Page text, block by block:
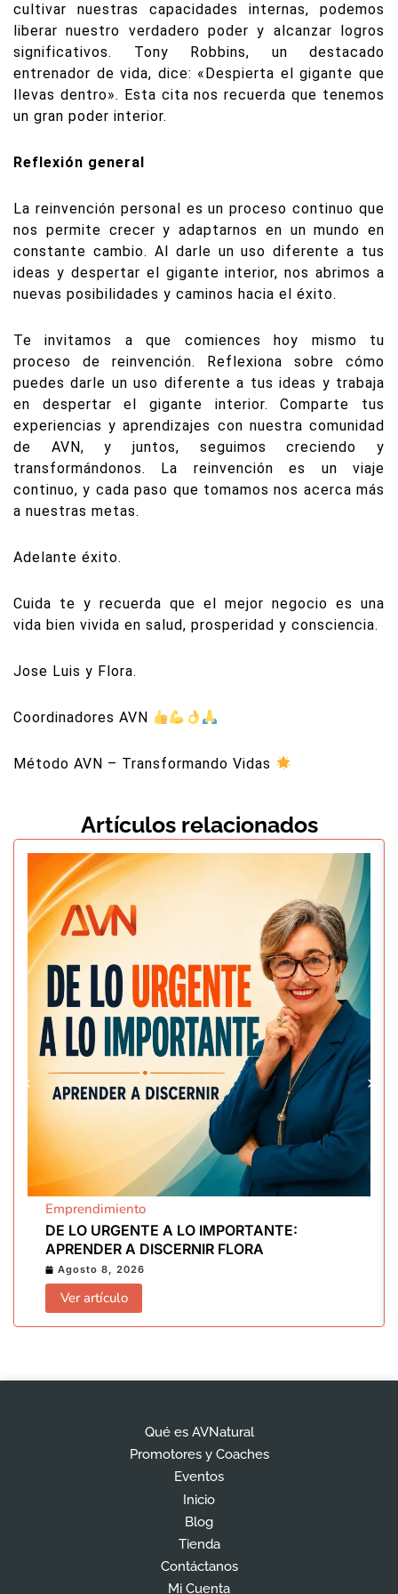
cultivar nuestras capacidades internas, podemos
liberar nuestro verdadero poder y alcanzar logros
significativos. Tony Robbins, un destacado
entrenador de vida, dice: «Despierta el gigante que
llevas dentro». Esta cita nos recuerda que tenemos
un gran poder interior.
Reflexión general
La reinvención personal es un proceso continuo que
nos permite crecer y adaptarnos en un mundo en
constante cambio. Al darle un uso diferente a tus
ideas y despertar el gigante interior, nos abrimos a
nuevas posibilidades y caminos hacia el éxito.
Te invitamos a que comiences hoy mismo tu
proceso de reinvención. Reflexiona sobre cómo
puedes darle un uso diferente a tus ideas y trabaja
en despertar el gigante interior. Comparte tus
experiencias y aprendizajes con nuestra comunidad
de AVN, y juntos, seguimos creciendo y
transformándonos. La reinvención es un viaje
continuo, y cada paso que tomamos nos acerca más
a nuestras metas.
Adelante éxito.
Cuida te y recuerda que el mejor negocio es una
vida bien vivida en salud, prosperidad y consciencia.
Jose Luis y Flora.
Coordinadores AVN
Método AVN – Transformando Vidas
Artículos relacionados
Emprendimiento
DE LO URGENTE A LO IMPORTANTE:
APRENDER A DISCERNIR FLORA
Agosto 8, 2026
Ver artículo
Qué es AVNatural
Promotores y Coaches
Eventos
Inicio
Blog
Tienda
Contáctanos
Mi Cuenta